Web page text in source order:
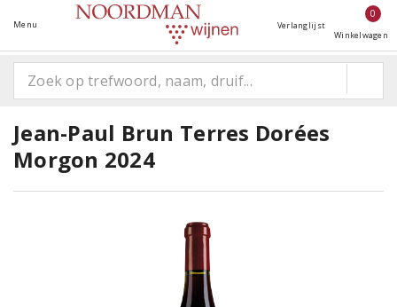
Menu Verlanglijst
0
Winkelwagen
Jean-Paul Brun Terres Dorées
Morgon 2024